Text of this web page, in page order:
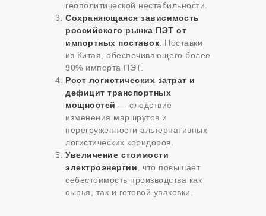
геополитической нестабильности.
Сохраняющаяся зависимость
российского рынка ПЭТ от
импортных поставок . Поставки
из Китая, обеспечивающего более
90% импорта ПЭТ.
Рост логистических затрат и
дефицит транспортных
мощностей — следствие
изменения маршрутов и
перегруженности альтернативных
логистических коридоров.
Увеличение стоимости
электроэнергии , что повышает
себестоимость производства как
сырья, так и готовой упаковки.